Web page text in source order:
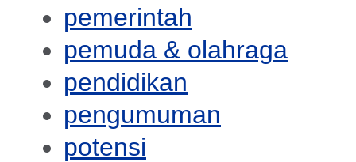
pemerintah
pemuda & olahraga
pendidikan
pengumuman
potensi